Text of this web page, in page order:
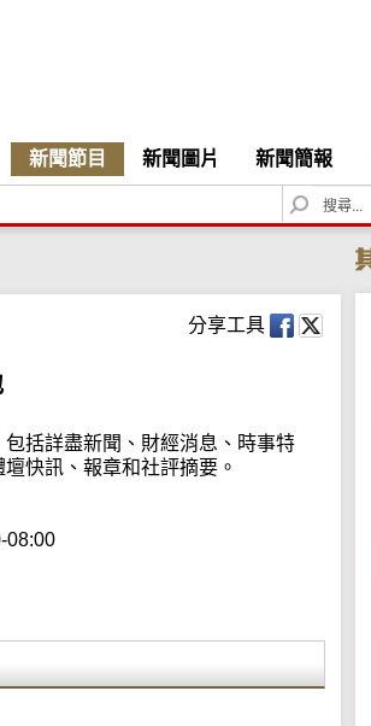
新聞節目 新聞圖片 新聞簡報
S
e
c
h
分享工具
括詳盡新聞、財經消息、時事特
快訊、報章和社評摘要。
08:00